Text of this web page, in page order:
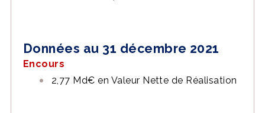
Données au 31 décembre 2021
Encours
2,77 Md€ en Valeur Nette de Réalisation